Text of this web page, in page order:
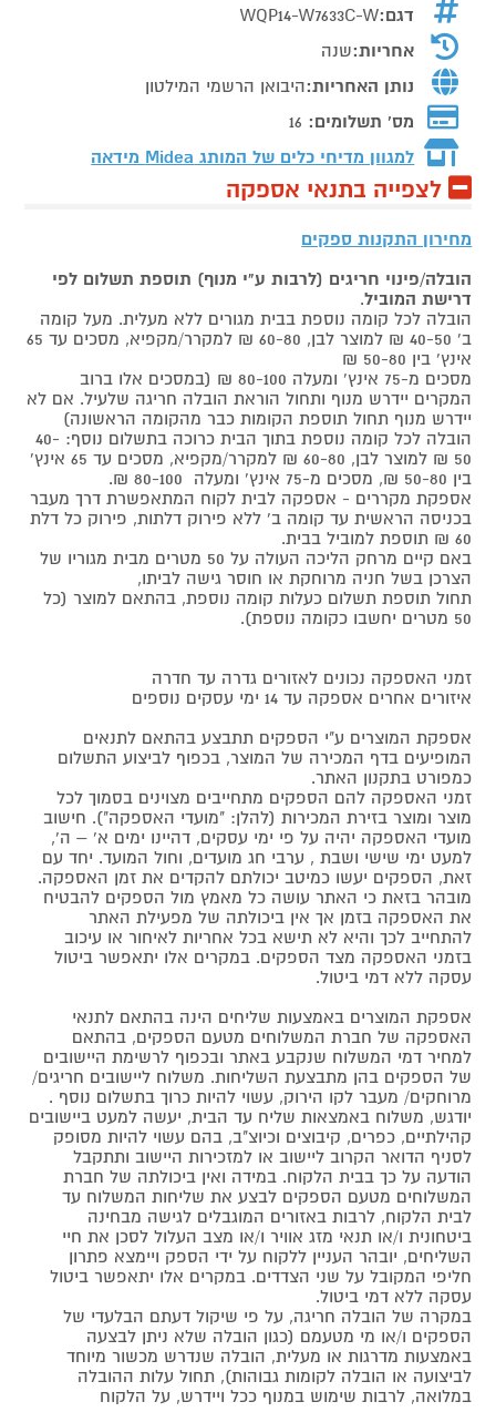
דגם:WQP14-W7633C-W
אחריות:שנה
נותן האחריות:היבואן הרשמי המילטון
מס' תשלומים: 16
למגוון מדיחי כלים של המותג Midea מידאה
לצפייה בתנאי אספקה
מחירון התקנות ספקים
הובלה/פינוי חריגים (לרבות ע"י מנוף) תוספת תשלום לפי
דרישת המוביל.
הובלה לכל קומה נוספת בבית מגורים ללא מעלית. מעל קומה
ב' 40-50 ₪ למוצר לבן, 60-80 ₪ למקרר/מקפיא, מסכים עד 65
אינץ' בין 50-80 ₪
מסכים מ-75 אינץ' ומעלה 80-100 ₪ (במסכים אלו ברוב
המקרים יידרש מנוף ותחול הוראת הובלה חריגה שלעיל. אם לא
יידרש מנוף תחול תוספת הקומות כבר מהקומה הראשונה)
הובלה לכל קומה נוספת בתוך הבית כרוכה בתשלום נוסף: 40-
50 ₪ למוצר לבן, 60-80 ₪ למקרר/מקפיא, מסכים עד 65 אינץ'
בין 50-80 ₪, מסכים מ-75 אינץ' ומעלה 80-100 ₪.
אספקת מקררים - אספקה לבית לקוח המתאפשרת דרך מעבר
בכניסה הראשית עד קומה ב' ללא פירוק דלתות, פירוק כל דלת
60 ₪ תוספת למוביל בבית.
באם קיים מרחק הליכה העולה על 50 מטרים מבית מגוריו של
הצרכן בשל חניה מרוחקת או חוסר גישה לביתו,
תחול תוספת תשלום כעלות קומה נוספת, בהתאם למוצר (כל
50 מטרים יחשבו כקומה נוספת).
זמני האספקה נכונים לאזורים גדרה עד חדרה
איזורים אחרים אספקה עד 14 ימי עסקים נוספים
אספקת המוצרים ע"י הספקים תתבצע בהתאם לתנאים
המופיעים בדף המכירה של המוצר, בכפוף לביצוע התשלום
כמפורט בתקנון האתר.
זמני האספקה להם הספקים מתחייבים מצוינים בסמוך לכל
מוצר ומוצר בזירת המכירות (להלן: "מועדי האספקה"). חישוב
מועדי האספקה יהיה על פי ימי עסקים, דהיינו ימים א' – ה',
למעט ימי שישי ושבת , ערבי חג מועדים, וחול המועד. יחד עם
זאת, הספקים יעשו כמיטב יכולתם להקדים את זמן האספקה.
מובהר בזאת כי האתר עושה כל מאמץ מול הספקים להבטיח
את האספקה בזמן אך אין ביכולתה של מפעילת האתר
להתחייב לכך והיא לא תישא בכל אחריות לאיחור או עיכוב
בזמני האספקה מצד הספקים. במקרים אלו יתאפשר ביטול
עסקה ללא דמי ביטול.
אספקת המוצרים באמצעות שליחים הינה בהתאם לתנאי
האספקה של חברת המשלוחים מטעם הספקים, בהתאם
למחיר דמי המשלוח שנקבע באתר ובכפוף לרשימת היישובים
של הספקים בהן מתבצעת השליחות. משלוח ליישובים חריגים/
מרוחקים/ מעבר לקו הירוק, עשוי להיות כרוך בתשלום נוסף .
יודגש, משלוח באמצאות שליח עד הבית, יעשה למעט ביישובים
קהילתיים, כפרים, קיבוצים וכיוצ"ב, בהם עשוי להיות מסופק
לסניף הדואר הקרוב ליישוב או למזכירות היישוב ותתקבל
הודעה על כך בבית הלקוח. במידה ואין ביכולתה של חברת
המשלוחים מטעם הספקים לבצע את שליחות המשלוח עד
לבית הלקוח, לרבות באזורים המוגבלים לגישה מבחינה
ביטחונית ו/או תנאי מזג אוויר ו/או מצב העלול לסכן את חיי
השליחים, יובהר העניין ללקוח על ידי הספק ויימצא פתרון
חליפי המקובל על שני הצדדים. במקרים אלו יתאפשר ביטול
עסקה ללא דמי ביטול.
במקרה של הובלה חריגה, על פי שיקול דעתם הבלעדי של
הספקים ו/או מי מטעמם (כגון הובלה שלא ניתן לבצעה
באמצעות מדרגות או מעלית, הובלה שנדרש מכשור מיוחד
לביצועה או הובלה לקומות גבוהות), תחול עלות ההובלה
במלואה, לרבות שימוש במנוף ככל ויידרש, על הלקוח